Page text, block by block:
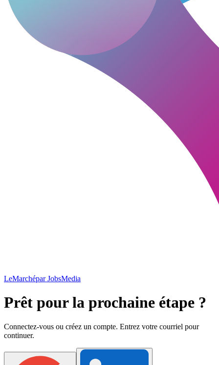
LeMarchépar JobsMedia
Prêt pour la prochaine étape ?
Connectez-vous ou créez un compte. Entrez votre courriel pour
continuer.